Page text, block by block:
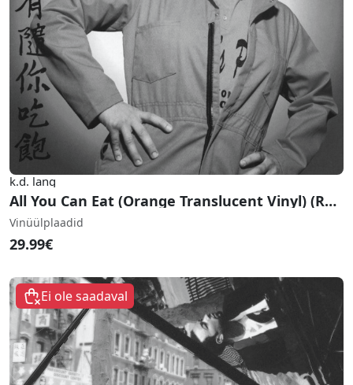
k.d. lang
All You Can Eat (Orange Translucent Vinyl) (RSD Black Friday 2021)
Vinüülplaadid
29.99€
Ei ole saadaval